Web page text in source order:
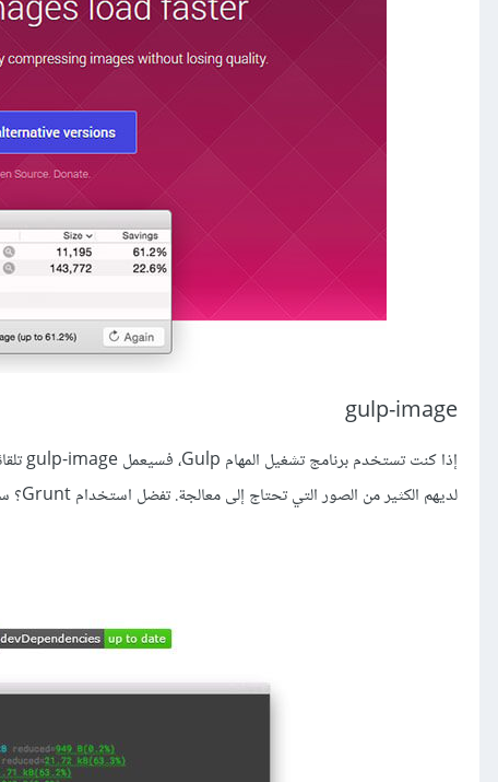
gulp-image
لديهم الكثير من الصور التي تحتاج إلى معالجة. تفضل استخدام Grunt؟ سيؤدي